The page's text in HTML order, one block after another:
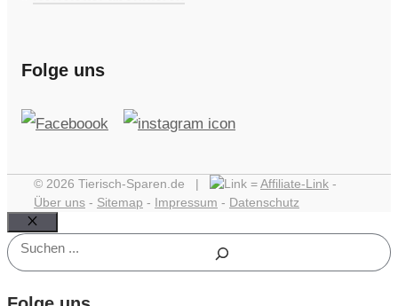
Folge uns
© 2026 Tierisch-Sparen.de | =Affiliate-Link -
Über uns - Sitemap - Impressum - Datenschutz
Schließen
Suchen